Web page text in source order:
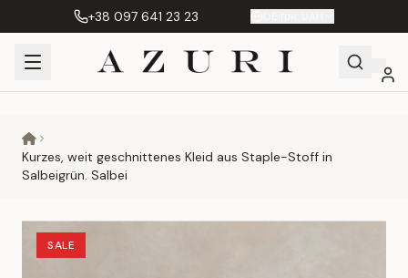
+38 097 641 23 23
Kurzes, weit geschnittenes Kleid aus Staple-Stoff in
Salbeigrün. Salbei
SALE